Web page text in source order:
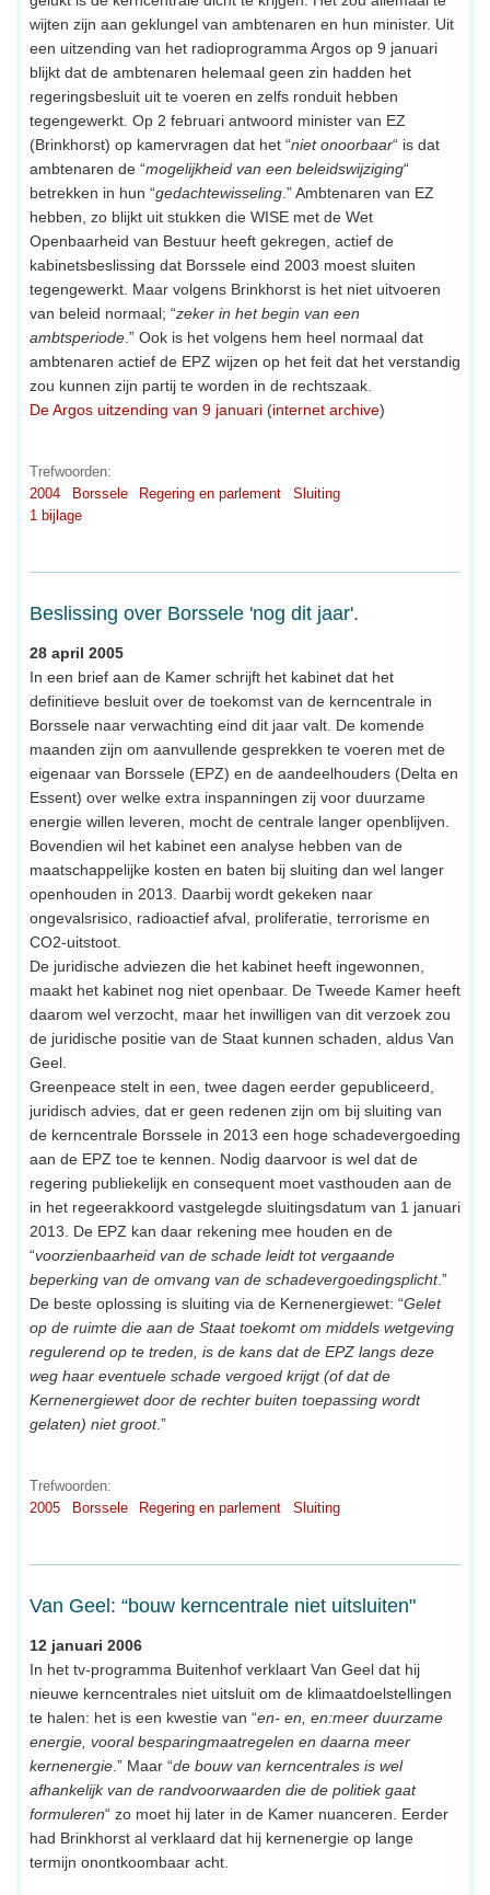
wijten zijn aan geklungel van ambtenaren en hun minister. Uit
een uitzending van het radioprogramma Argos op 9 januari
blijkt dat de ambtenaren helemaal geen zin hadden het
regeringsbesluit uit te voeren en zelfs ronduit hebben
tegengewerkt. Op 2 februari antwoord minister van EZ
(Brinkhorst) op kamervragen dat het “niet onoorbaar“ is dat
ambtenaren de “mogelijkheid van een beleidswijziging“
betrekken in hun “gedachtewisseling .” Ambtenaren van EZ
hebben, zo blijkt uit stukken die WISE met de Wet
Openbaarheid van Bestuur heeft gekregen, actief de
kabinetsbeslissing dat Borssele eind 2003 moest sluiten
tegengewerkt. Maar volgens Brinkhorst is het niet uitvoeren
van beleid normaal; “zeker in het begin van een
ambtsperiode .” Ook is het volgens hem heel normaal dat
ambtenaren actief de EPZ wijzen op het feit dat het verstandig
zou kunnen zijn partij te worden in de rechtszaak.
De Argos uitzending van 9 januari (internet archive)
Trefwoorden:
2004
Borssele Regering en parlement
Sluiting
1 bijlage
Beslissing over Borssele 'nog dit jaar'.
28 april 2005
In een brief aan de Kamer schrijft het kabinet dat het
definitieve besluit over de toekomst van de kerncentrale in
Borssele naar verwachting eind dit jaar valt. De komende
maanden zijn om aanvullende gesprekken te voeren met de
eigenaar van Borssele (EPZ) en de aandeelhouders (Delta en
Essent) over welke extra inspanningen zij voor duurzame
energie willen leveren, mocht de centrale langer openblijven.
Bovendien wil het kabinet een analyse hebben van de
maatschappelijke kosten en baten bij sluiting dan wel langer
openhouden in 2013. Daarbij wordt gekeken naar
ongevalsrisico, radioactief afval, proliferatie, terrorisme en
CO2-uitstoot.
De juridische adviezen die het kabinet heeft ingewonnen,
maakt het kabinet nog niet openbaar. De Tweede Kamer heeft
daarom wel verzocht, maar het inwilligen van dit verzoek zou
de juridische positie van de Staat kunnen schaden, aldus Van
Geel.
Greenpeace stelt in een, twee dagen eerder gepubliceerd,
juridisch advies, dat er geen redenen zijn om bij sluiting van
de kerncentrale Borssele in 2013 een hoge schadevergoeding
aan de EPZ toe te kennen. Nodig daarvoor is wel dat de
regering publiekelijk en consequent moet vasthouden aan de
in het regeerakkoord vastgelegde sluitingsdatum van 1 januari
2013. De EPZ kan daar rekening mee houden en de
“voorzienbaarheid van de schade leidt tot vergaande
beperking van de omvang van de schadevergoedingsplicht.”
De beste oplossing is sluiting via de Kernenergiewet: “Gelet
op de ruimte die aan de Staat toekomt om middels wetgeving
regulerend op te treden, is de kans dat de EPZ langs deze
weg haar eventuele schade vergoed krijgt (of dat de
Kernenergiewet door de rechter buiten toepassing wordt
gelaten) niet groot.”
Trefwoorden:
2005
Borssele Regering en parlement Sluiting
Van Geel: “bouw kerncentrale niet uitsluiten"
12 januari 2006
In het tv-programma Buitenhof verklaart Van Geel dat hij
nieuwe kerncentrales niet uitsluit om de klimaatdoelstellingen
te halen: het is een kwestie van “en- en, en:meer duurzame
energie, vooral besparingmaatregelen en daarna meer
kernenergie .” Maar “de bouw van kerncentrales is wel
afhankelijk van de randvoorwaarden die de politiek gaat
formuleren“ zo moet hij later in de Kamer nuanceren. Eerder
had Brinkhorst al verklaard dat hij kernenergie op lange
termijn onontkoombaar acht.